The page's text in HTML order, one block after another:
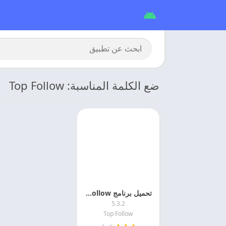
ضع الكلمة المناسبة: Top Follow
تحميل برنامج Top Follow مهكر لذياده المتابعين للاندرويد
5.3.2
Top Follow